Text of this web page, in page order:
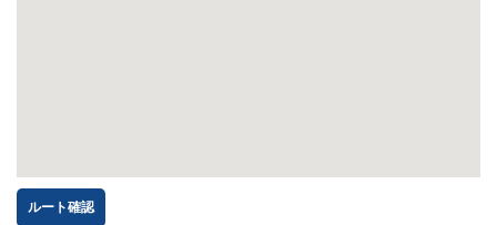
ルート確認